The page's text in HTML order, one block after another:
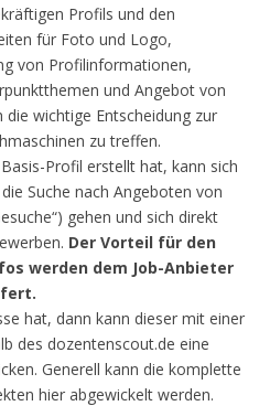
Profils und den
für Foto und Logo,
von Profilinformationen,
und Angebot von
wichtige Entscheidung zur
zu treffen.
Profil erstellt hat, kann sich
Suche nach Angeboten von
gehen und sich direkt
Der Vorteil für den
werden dem Job-Anbieter
hat, dann kann dieser mit einer
des dozentenscout.de eine
Generell kann die komplette
hier abgewickelt werden.